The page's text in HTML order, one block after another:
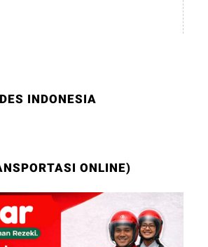
INDONESIA
ONLINE)